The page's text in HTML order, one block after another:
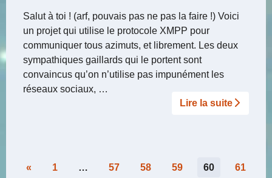
Salut à toi ! (arf, pouvais pas ne pas la faire !) Voici
un projet qui utilise le protocole XMPP pour
communiquer tous azimuts, et librement. Les deux
sympathiques gaillards qui le portent sont
convaincus qu’on n’utilise pas impunément les
réseaux sociaux, …
Lire la suite­­
Pagination
« 1 … 57 58 59 60 61